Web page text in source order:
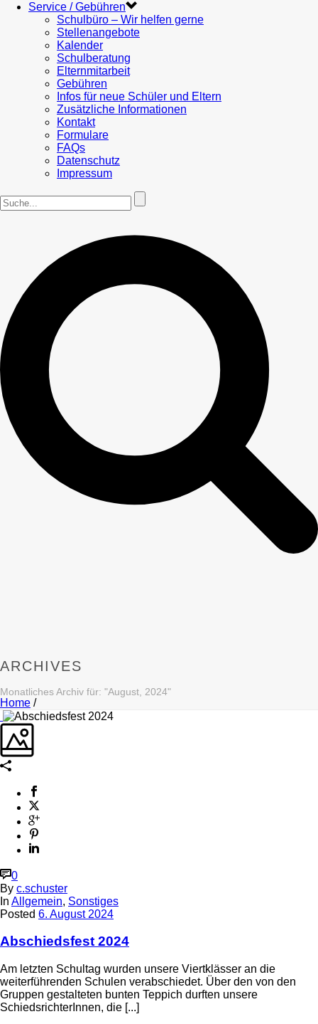
Service / Gebühren
Schulbüro – Wir helfen gerne
Stellenangebote
Kalender
Schulberatung
Elternmitarbeit
Gebühren
Infos für neue Schüler und Eltern
Zusätzliche Informationen
Kontakt
Formulare
FAQs
Datenschutz
Impressum
ARCHIVES
Monatliches Archiv für: "August, 2024"
Home /
0
By c.schuster
In Allgemein, Sonstiges
Posted 6. August 2024
Abschiedsfest 2024
Am letzten Schultag wurden unsere Viertklässer an die
weiterführenden Schulen verabschiedet. Über den von den
Gruppen gestalteten bunten Teppich durften unsere
SchiedsrichterInnen, die [...]